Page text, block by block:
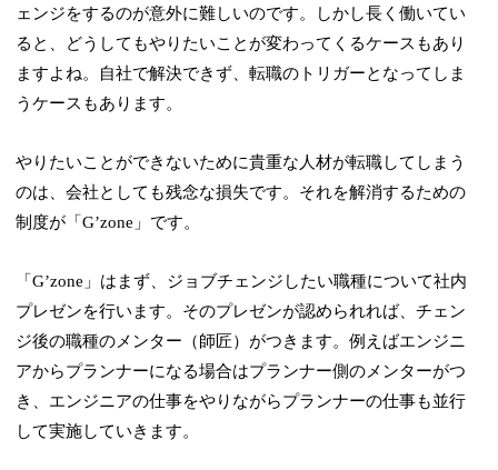
ェンジをするのが意外に難しいのです。しかし長く働いてい
ると、どうしてもやりたいことが変わってくるケースもあり
ますよね。自社で解決できず、転職のトリガーとなってしま
うケースもあります。
やりたいことができないために貴重な人材が転職してしまう
のは、会社としても残念な損失です。それを解消するための
制度が「Gʼzone」です。
「Gʼzone」はまず、ジョブチェンジしたい職種について社内
プレゼンを行います。そのプレゼンが認められれば、チェン
ジ後の職種のメンター（師匠）がつきます。例えばエンジニ
アからプランナーになる場合はプランナー側のメンターがつ
き、エンジニアの仕事をやりながらプランナーの仕事も並行
して実施していきます。